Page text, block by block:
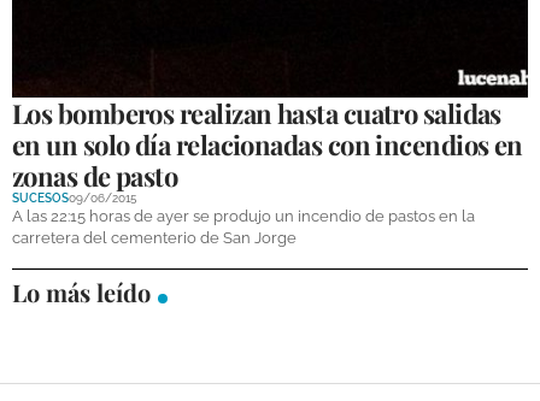
OCIO
COFRADÍAS
DEPORTES
COMPETICIONES
DEPORTE BASE
Los bomberos realizan hasta cuatro salidas
en un solo día relacionadas con incendios en
zonas de pasto
SUCESOS09/06/2015
A las 22:15 horas de ayer se produjo un incendio de pastos en la
carretera del cementerio de San Jorge
Lo más leído